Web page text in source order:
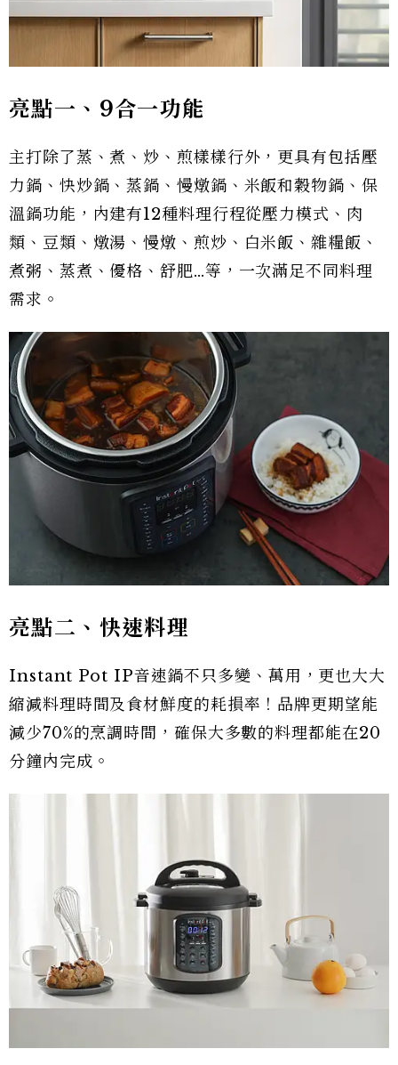
亮點一、9合一功能
主打除了蒸、煮、炒、煎樣樣行外，更具有包括壓
力鍋、快炒鍋、蒸鍋、慢燉鍋、米飯和穀物鍋、保
溫鍋功能，內建有12種料理行程從壓力模式、肉
類、豆類、燉湯、慢燉、煎炒、白米飯、雜糧飯、
煮粥、蒸煮、優格、舒肥…等，一次滿足不同料理
需求。
亮點二、快速料理
Instant Pot IP音速鍋不只多變、萬用，更也大大
縮減料理時間及食材鮮度的耗損率！品牌更期望能
減少70%的烹調時間，確保大多數的料理都能在20
分鐘內完成。